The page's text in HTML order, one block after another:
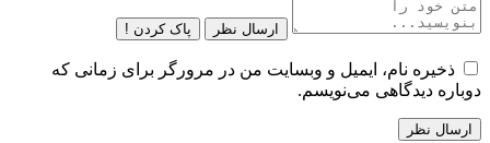
ارسال نظر پاک کردن !
ذخیره نام، ایمیل و وبسایت من در مرورگر برای زمانی که
دوباره دیدگاهی می‌نویسم.